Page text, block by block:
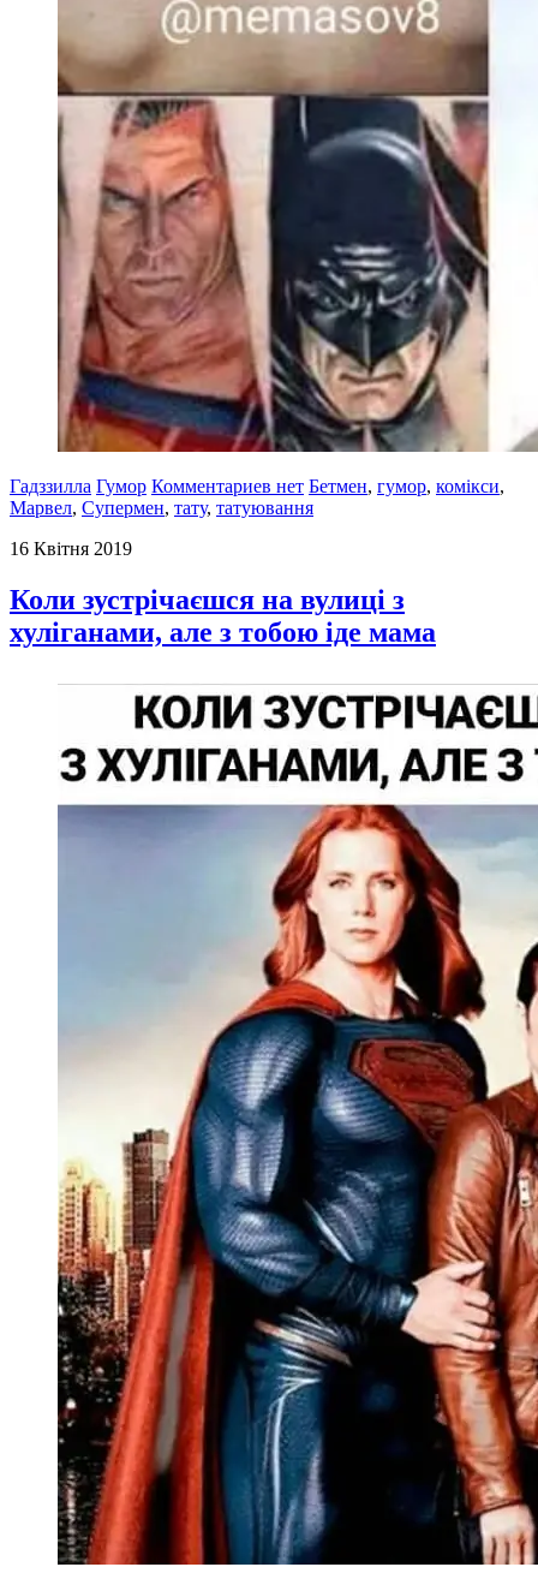
Гадззилла Гумор Комментариев нет Бетмен, гумор, комікси,
Марвел, Супермен, тату, татуювання
16 Квітня 2019
Коли зустрічаєшся на вулиці з
хуліганами, але з тобою іде мама